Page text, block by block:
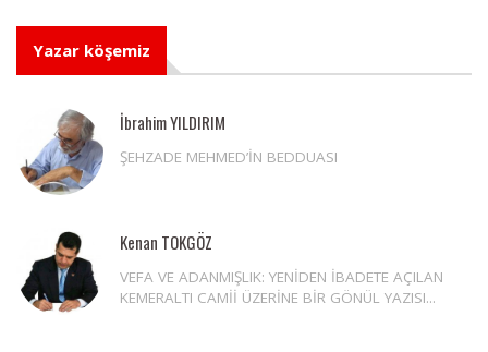
Yazar köşemiz
İbrahim YILDIRIM
ŞEHZADE MEHMED’İN BEDDUASI
Kenan TOKGÖZ
VEFA VE ADANMIŞLIK: YENİDEN İBADETE AÇILAN
KEMERALTI CAMİİ ÜZERİNE BİR GÖNÜL YAZISI...